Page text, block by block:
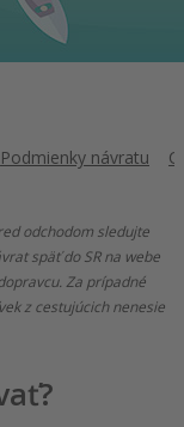
Podmienky návratu
odchodom sledujte
späť do SR na webe
Za prípadné
z cestujúcich nenesie